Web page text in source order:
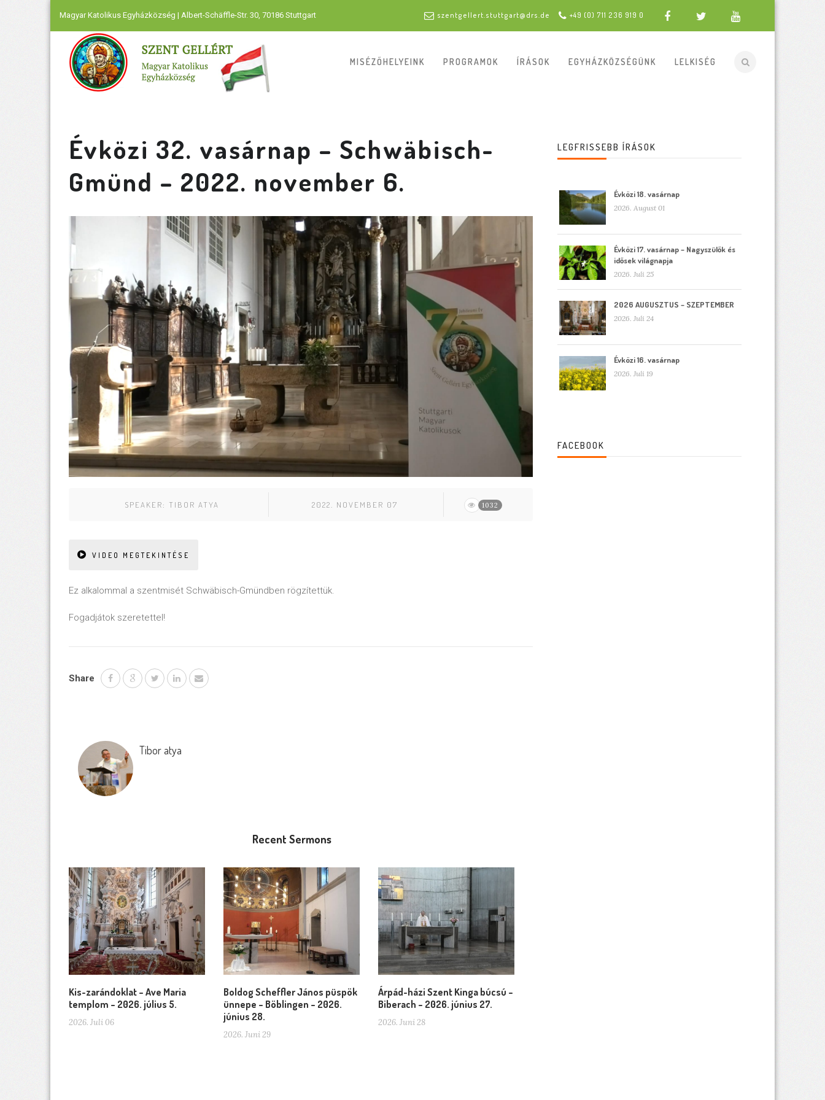
Magyar Katolikus Egyházközség | Albert-Schäffle-Str. 30, 70186 Stuttgart szentgellert.stuttgart@drs.de +49 (0) 711 236 919 0
MISÉZŐHELYEINK PROGRAMOK ÍRÁSOK EGYHÁZKÖZSÉGÜNK LELKISÉG
Évközi 32. vasárnap – Schwäbisch-
Gmünd – 2022. november 6.
SPEAKER: TIBOR ATYA 2022. NOVEMBER 07 1032
VIDEO MEGTEKINTÉSE
Ez alkalommal a szentmisét Schwäbisch-Gmündben rögzítettük.
Fogadjátok szeretettel!
Share
Tibor atya
Recent Sermons
Kis-zarándoklat – Ave Maria
templom – 2026. július 5.
2026. Juli 06
Boldog Scheffler János püspök
ünnepe – Böblingen – 2026.
június 28.
2026. Juni 29
Árpád-házi Szent Kinga búcsú –
Biberach – 2026. június 27.
2026. Juni 28
LEGFRISSEBB ÍRÁSOK
Évközi 18. vasárnap
2026. August 01
Évközi 17. vasárnap – Nagyszülők és
idősek világnapja
2026. Juli 25
2026 AUGUSZTUS – SZEPTEMBER
2026. Juli 24
Évközi 16. vasárnap
2026. Juli 19
FACEBOOK